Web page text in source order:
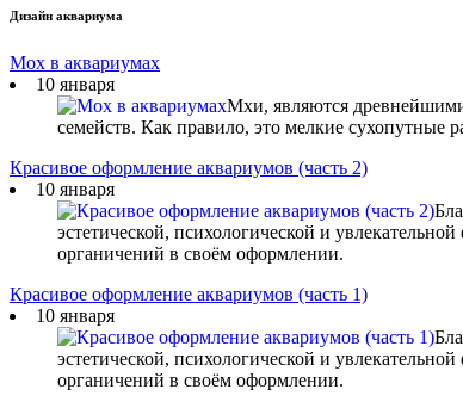
Дизайн аквариума
Мох в аквариумах
10 января
Мхи, являются
семейств. Как правило, это мелкие сухопутные
Красивое оформление аквариумов (часть 2)
10 января
эстетической, психологической и
органичений в своём оформлении.
Красивое оформление аквариумов (часть 1)
10 января
эстетической, психологической и
органичений в своём оформлении.